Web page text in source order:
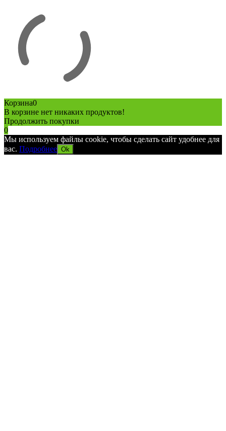
Корзина0
В корзине нет никаких продуктов!
Продолжить покупки
0
Мы используем файлы cookie, чтобы сделать сайт удобнее для
вас. Подробнее Ok